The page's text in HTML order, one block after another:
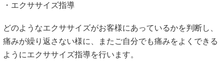
・エクササイズ指導
どのようなエクササイズがお客様にあっているかを判断し、
痛みが繰り返さない様に、またご自分でも痛みをよくできる
ようにエクササイズ指導を行います。